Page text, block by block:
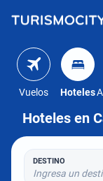
Vuelos Hoteles
Hoteles en
DESTINO
Ingresa un